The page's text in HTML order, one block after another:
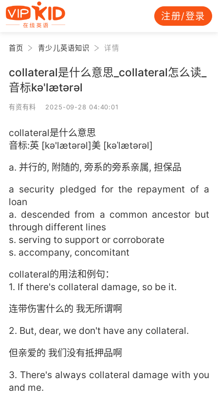
注册/登录
首页 青少儿英语知识 详情
collateral是什么意思_collateral怎么读_
音标kə'lætərəl
有资有料 2025-09-28 04:40:01
collateral是什么意思
音标:英 [kə'lætərəl]美 [kəˈlætərəl]
a. 并行的, 附随的, 旁系的旁系亲属, 担保品
a security pledged for the repayment of a
loan
a. descended from a common ancestor but
through different lines
s. serving to support or corroborate
s. accompany, concomitant
collateral的用法和例句：
1. If there's collateral damage, so be it.
连带伤害什么的 我无所谓啊
2. But, dear, we don't have any collateral.
但亲爱的 我们没有抵押品啊
3. There's always collateral damage with you
and me.